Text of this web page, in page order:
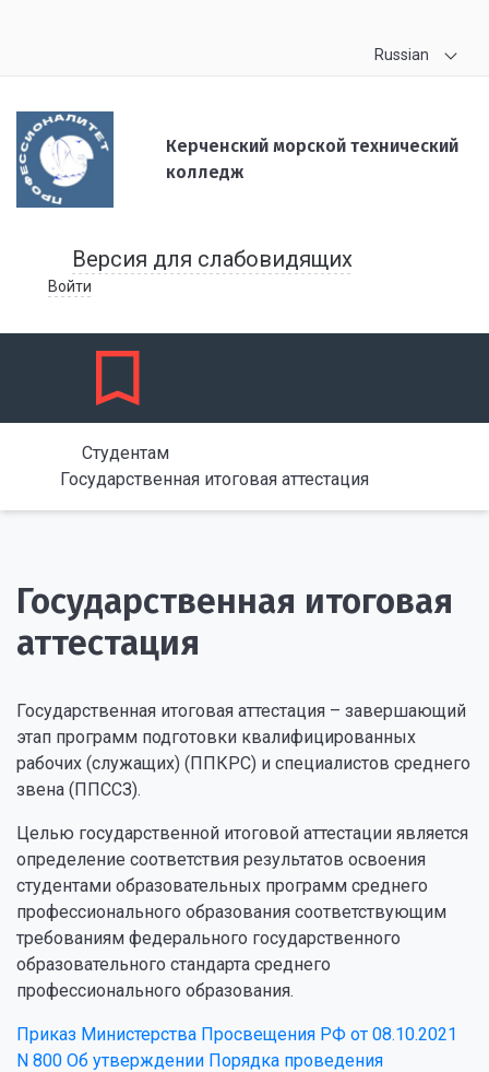
Russian
Керченский морской технический
колледж
Версия для слабовидящих
Войти
Студентам
Государственная итоговая аттестация
Государственная итоговая
аттестация
Государственная итоговая аттестация – завершающий
этап программ подготовки квалифицированных
рабочих (служащих) (ППКРС) и специалистов среднего
звена (ППССЗ).
Целью государственной итоговой аттестации является
определение соответствия результатов освоения
студентами образовательных программ среднего
профессионального образования соответствующим
требованиям федерального государственного
образовательного стандарта среднего
профессионального образования.
Приказ Министерства Просвещения РФ от 08.10.2021
N 800 Об утверждении Порядка проведения